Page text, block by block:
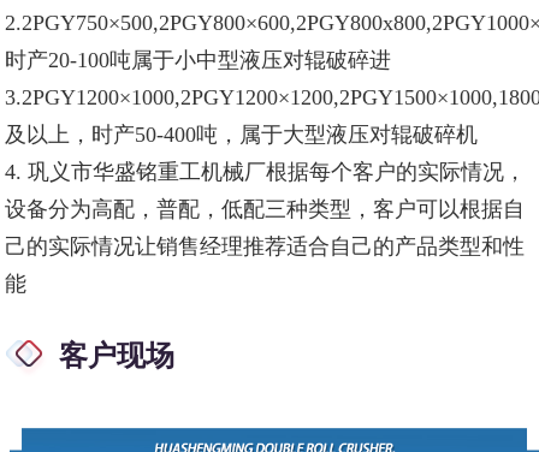
2.2PGY750×500,2PGY800×600,2PGY800x800,2PGY
时产20-100吨属于小中型液压对辊破碎进
3.2PGY1200×1000,2PGY1200×1200,2PGY
及以上，时产50-400吨，属于大型液压对辊破碎机
4. 巩义市华盛铭重工机械厂根据每个客户的实际情况，
设备分为高配，普配，低配三种类型，客户可以根据自
己的实际情况让销售经理推荐适合自己的产品类型和性
能
客户现场